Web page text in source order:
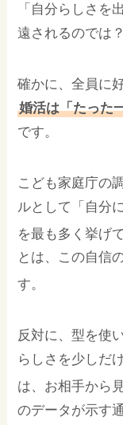
「自分らしさを
遠されるのでは
確かに、全員に
婚活は「たった
です。
こども家庭庁の
ルとして「自分
を最も多く挙げ
とは、この自信
す。
反対に、型を使
らしさを少しだ
は、お相手から
のデータが示す